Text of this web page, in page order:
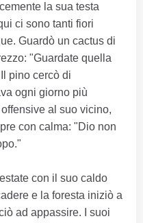
la sua testa
ci sono tanti fiori
Guardò un cactus di
"Guardate quella
pino cercò di
ogni giorno più
al suo vicino,
con calma: "Dio non
con il suo caldo
e la foresta iniziò a
ad appassire. I suoi